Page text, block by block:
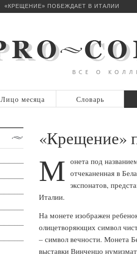
«КРЕЩЕНИЕ» ПОБЕЖДАЕТ В ИТАЛИИ
Лицо месяца
Словарь
«Крещение»
М онета под
отчеканенная в
экспонатов,
Италии.
На монете изображен
олицетворяющих символ
– символ вечности. Монета
выставки Винченцо